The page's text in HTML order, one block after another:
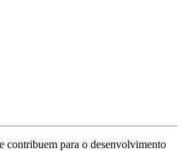
contribuem para o desenvolvimento